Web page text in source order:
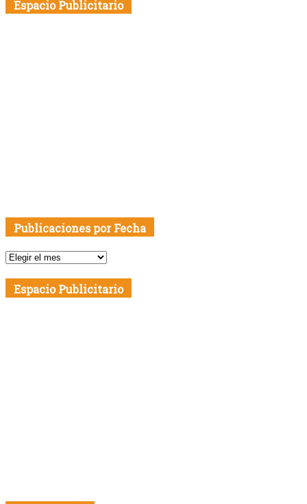
Espacio Publicitario
Publicaciones por Fecha
Publicaciones
Fecha
Espacio Publicitario